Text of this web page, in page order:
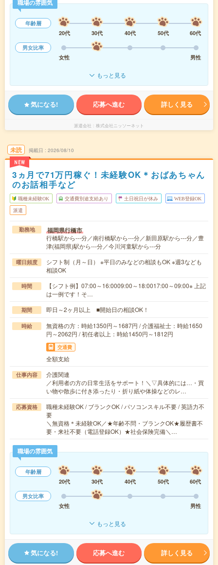
職場の雰囲気
年齢層
20代
30代 40代 50代
60代
男女比率
女性
男性
もっと見る
気になる! 応募へ進む 詳しく見る
派遣会社 株式会社ニッソーネット
未読
NEW
掲載日 2026/08/10
3ヵ月で71万円稼ぐ！未経験OK＊おばあちゃん
のお話相手など
職種未経験OK 交通費別途支給あり 土日祝日が休み WEB登録OK
派遣
勤務地 福岡県行橋市
行橋駅から---分／南行橋駅から---分／新田原駅から---分／豊
津(福岡県)駅から---分／今川河童駅から---分
曜日頻度
シフト制（月～日） ※平日のみなどの相談もOK ※週3なども
相談OK
時間
【シフト例】07:00～16:0009:00～18:0017:00～09:00※ 上記
は一例です！そ…
期間 即日～2ヶ月以上 ■開始日の相談OK！
時給
無資格の方：時給1350円～1687円 / 介護福祉士：時給1650
円～2062円 / 初任者以上：時給1450円～1812円
交通費
全額支給
仕事内容
介護関連
／利用者の方の日常生活をサポート！＼▽具体的には…・買
い物や散歩に付き添ったり・折り紙や体操などのレ…
応募資格
職種未経験OK / ブランクOK / パソコンスキル不要 / 英語力不
要
＼無資格＊未経験OK／★年齢不問・ブランクOK★履歴書不
要・来社不要（電話登録OK）★社会保険完備＼…
職場の雰囲気
年齢層
20代
30代 40代 50代
60代
男女比率
女性
男性
もっと見る
気になる! 応募へ進む 詳しく見る